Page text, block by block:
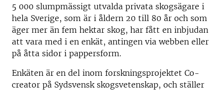
5 000 slumpmässigt utvalda privata skogsägare i
hela Sverige, som är i åldern 20 till 80 år och som
äger mer än fem hektar skog, har fått en inbjudan
att vara med i en enkät, antingen via webben eller
på åtta sidor i pappersform.
Enkäten är en del inom forskningsprojektet Co-
creator på Sydsvensk skogsvetenskap, och ställer